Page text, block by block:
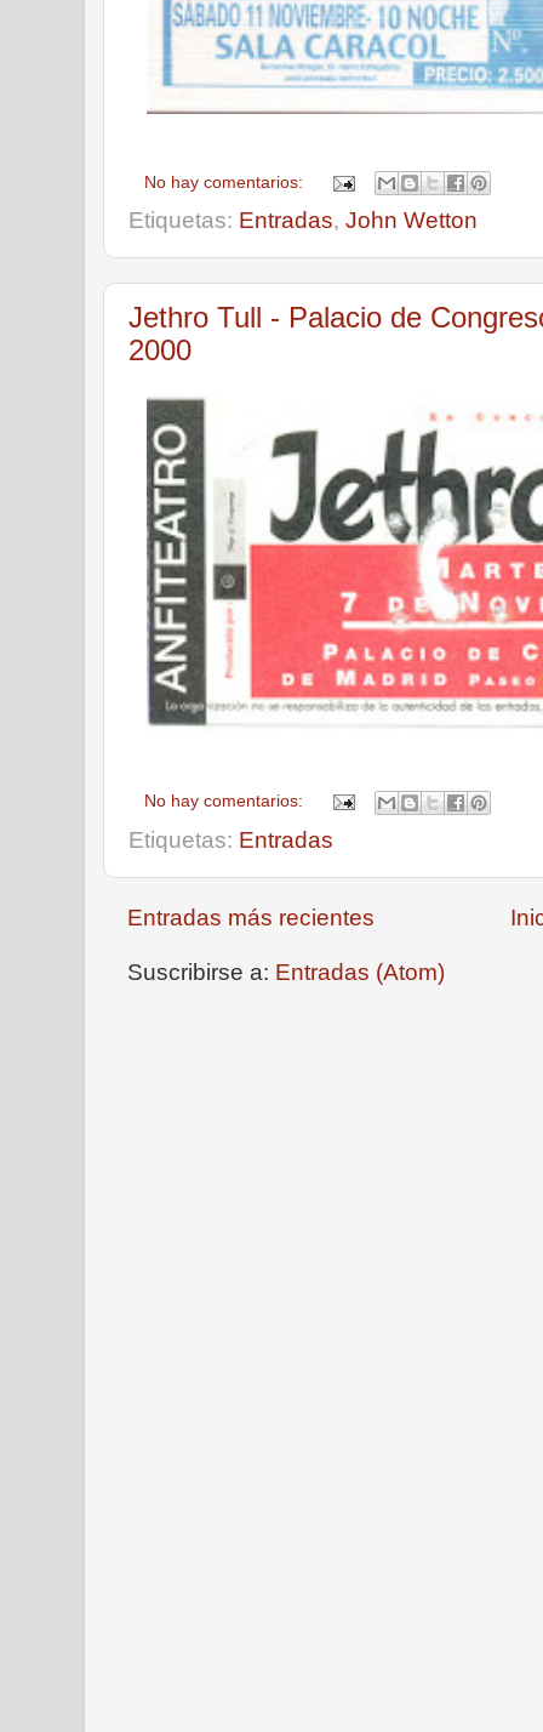
No hay comentarios:
Etiquetas: Entradas, John Wetton
Jethro Tull - Palacio de
2000
No hay comentarios:
Etiquetas: Entradas
Entradas más recientes
Suscribirse a: Entradas (Atom)